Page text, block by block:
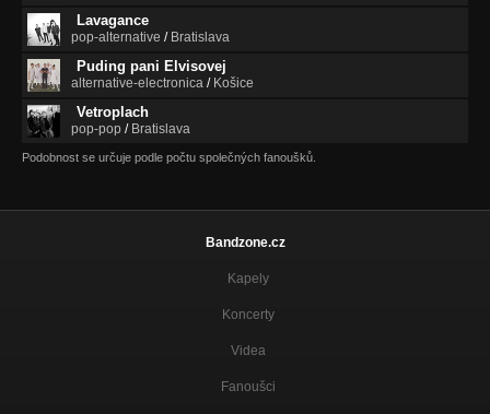
Lavagance
pop-alternative / Bratislava
Puding pani Elvisovej
alternative-electronica / Košice
Vetroplach
pop-pop / Bratislava
Podobnost se určuje podle počtu společných fanoušků.
Bandzone.cz
Kapely
Koncerty
Videa
Fanoušci